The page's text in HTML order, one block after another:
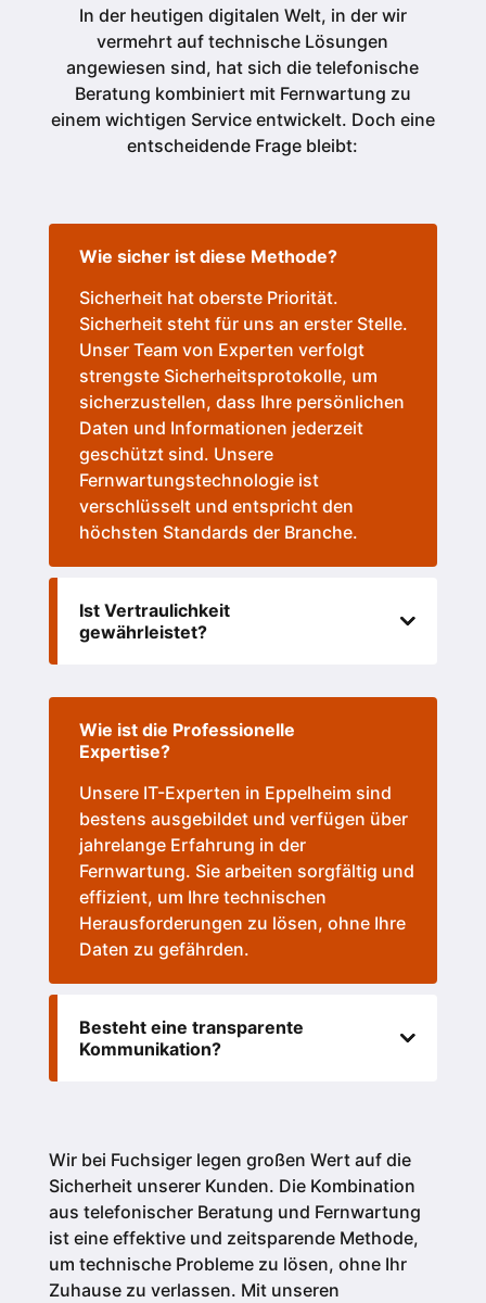
In der heutigen digitalen Welt, in der wir
vermehrt auf technische Lösungen
angewiesen sind, hat sich die telefonische
Beratung kombiniert mit Fernwartung zu
einem wichtigen Service entwickelt. Doch eine
entscheidende Frage bleibt:
Wie sicher ist diese Methode?
Sicherheit hat oberste Priorität.
Sicherheit steht für uns an erster Stelle.
Unser Team von Experten verfolgt
strengste Sicherheitsprotokolle, um
sicherzustellen, dass Ihre persönlichen
Daten und Informationen jederzeit
geschützt sind. Unsere
Fernwartungstechnologie ist
verschlüsselt und entspricht den
höchsten Standards der Branche.
Ist Vertraulichkeit
gewährleistet?
Wie ist die Professionelle
Expertise?
Unsere IT-Experten in Eppelheim sind
bestens ausgebildet und verfügen über
jahrelange Erfahrung in der
Fernwartung. Sie arbeiten sorgfältig und
effizient, um Ihre technischen
Herausforderungen zu lösen, ohne Ihre
Daten zu gefährden.
Besteht eine transparente
Kommunikation?
Wir bei Fuchsiger legen großen Wert auf die
Sicherheit unserer Kunden. Die Kombination
aus telefonischer Beratung und Fernwartung
ist eine effektive und zeitsparende Methode,
um technische Probleme zu lösen, ohne Ihr
Zuhause zu verlassen. Mit unseren